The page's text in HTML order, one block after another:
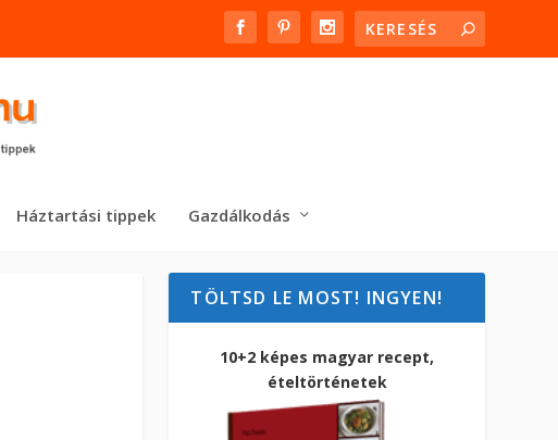
Háztartási tippek Gazdálkodás
TÖLTSD LE MOST! INGYEN!
10+2 képes magyar recept,
ételtörténetek